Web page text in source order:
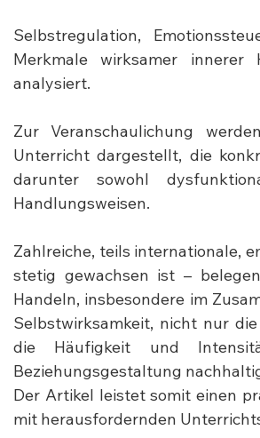
Selbstregulation,
Merkmale wirksamer innerer
analysiert.
Zur Veranschaulichung
Unterricht dargestellt, die
darunter sowohl
Handlungsweisen.
Zahlreiche, teils internationale,
stetig gewachsen ist –
Handeln, insbesondere im
Selbstwirksamkeit, nicht nur
die Häufigkeit und
Beziehungsgestaltung
Der Artikel leistet somit einen
mit herausfordernden